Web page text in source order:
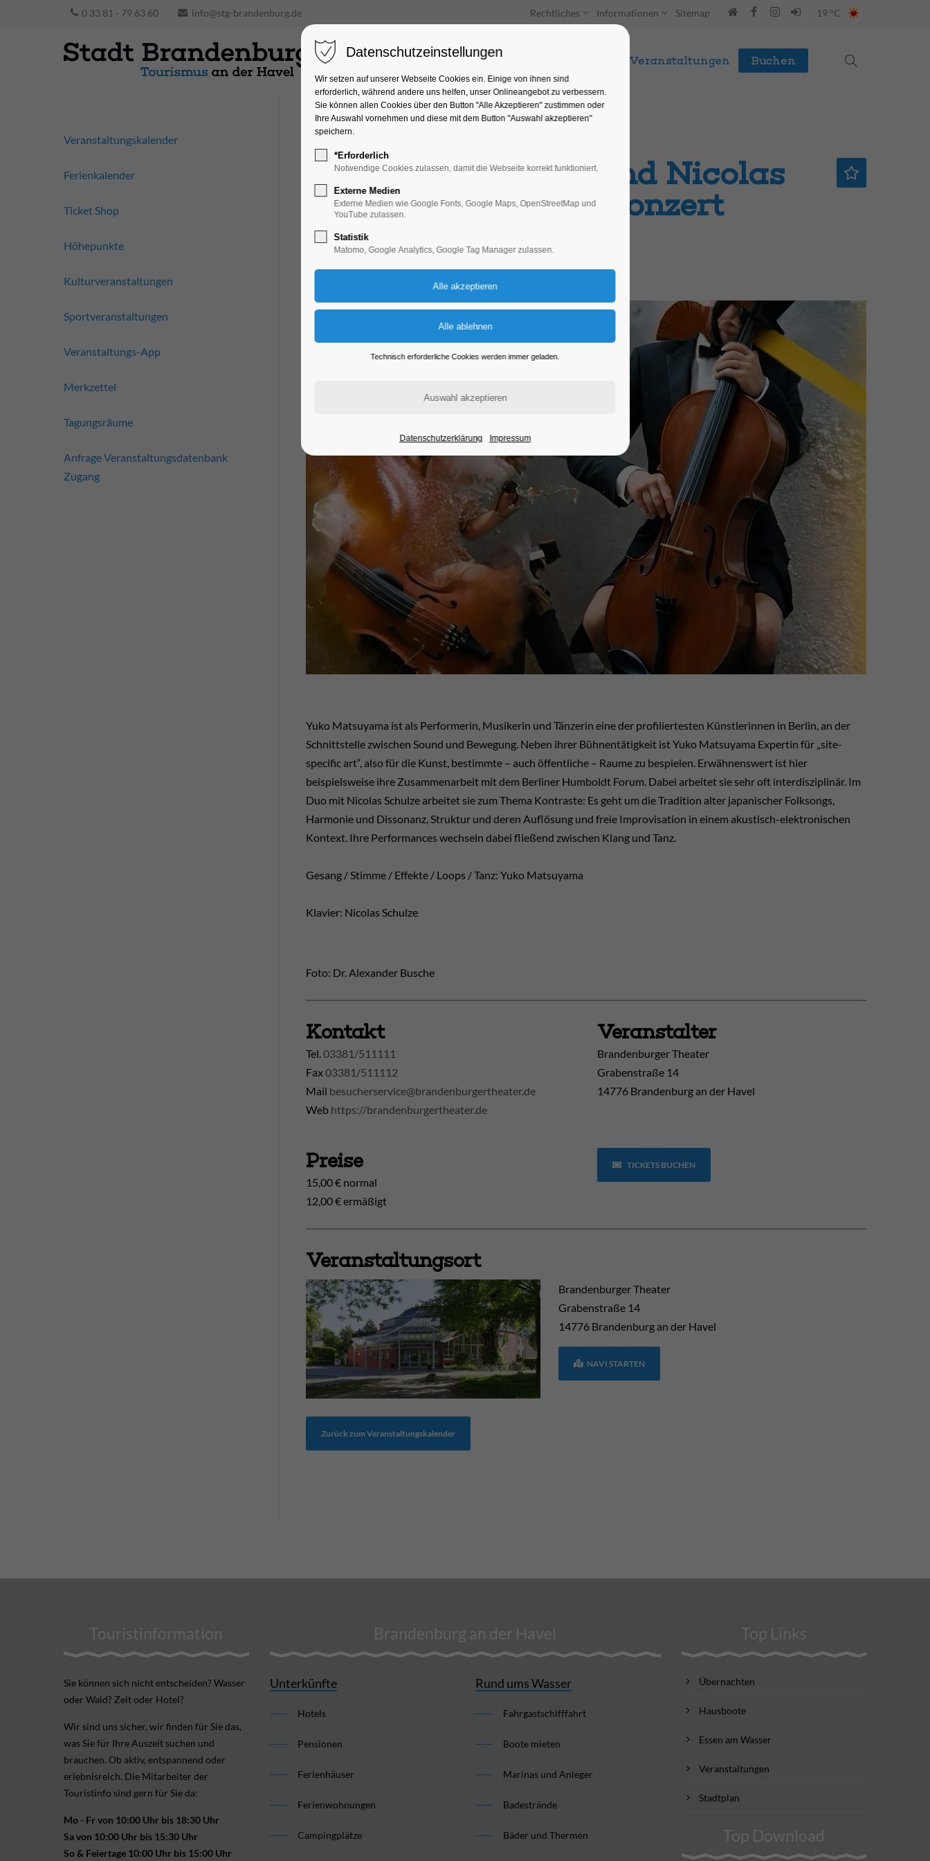
0 33 81 - 79 63 60 info@stg-brandenburg.de Rechtliches Informationen Sitemap 19 °C
Unterkünfte Entdecken & Erleben Veranstaltungen Buchen
Yuko Matsuyama und Nicolas
Schulze-2.Kammerkonzert
Konzert, Musik
08.03.2026, 16:00–18:00
Yuko Matsuyama ist als Performerin, Musikerin und Tänzerin eine der profiliertesten Künstlerinnen in Berlin, an der
Schnittstelle zwischen Sound und Bewegung. Neben ihrer Bühnentätigkeit ist Yuko Matsuyama Expertin für „site-
specific art“, also für die Kunst, bestimmte – auch öffentliche – Raume zu bespielen. Erwähnenswert ist hier
beispielsweise ihre Zusammenarbeit mit dem Berliner Humboldt Forum. Dabei arbeitet sie sehr oft interdisziplinär. Im
Duo mit Nicolas Schulze arbeitet sie zum Thema Kontraste: Es geht um die Tradition alter japanischer Folksongs,
Harmonie und Dissonanz, Struktur und deren Auflösung und freie Improvisation in einem akustisch-elektronischen
Kontext. Ihre Performances wechseln dabei fließend zwischen Klang und Tanz.
Gesang / Stimme / Effekte / Loops / Tanz: Yuko Matsuyama
Klavier: Nicolas Schulze
Foto: Dr. Alexander Busche
Kontakt
Tel. 03381/511111
Fax03381/511112
Mail besucherservice@brandenburgertheater.de
Web https://brandenburgertheater.de
Veranstalter
Brandenburger Theater
Grabenstraße 14
14776 Brandenburg an der Havel
Preise
15,00 € normal
12,00 € ermäßigt
TICKETS BUCHEN
Veranstaltungsort
Brandenburger Theater
Grabenstraße 14
14776 Brandenburg an der Havel
NAVI STARTEN
Zurück zum Veranstaltungskalender
Veranstaltungskalender
Ferienkalender
Ticket Shop
Höhepunkte
Kulturveranstaltungen
Sportveranstaltungen
Veranstaltungs-App
Merkzettel
Tagungsräume
Anfrage Veranstaltungsdatenbank
Zugang
Touristinformation
Sie können sich nicht ent­scheiden? Wasser
oder Wald? Zelt oder Hotel?
Wir sind uns sicher, wir finden für Sie das,
was Sie für Ihre Aus­zeit suchen und
brauchen. Ob aktiv, ent­spannend oder
erlebnis­reich. Die Mitarbeiter der
Touristinfo sind gern für Sie da:
Mo - Fr von 10:00 Uhr bis 18:30 Uhr
Sa von 10:00 Uhr bis 15:30 Uhr
So & Feiertage 10:00 Uhr bis 15:00 Uhr
Brandenburg an der Havel
Unterkünfte
Hotels
Pensionen
Ferienhäuser
Ferienwohnungen
Campingplätze
Rund ums Wasser
Fahrgastschifffahrt
Boote mieten
Marinas und Anleger
Badestrände
Bäder und Thermen
Top Links
Übernachten
Hausboote
Essen am Wasser
Veranstaltungen
Stadtplan
Top Download
Datenschutzeinstellungen
Wir setzen auf unserer Webseite Cookies ein. Einige von ihnen sind
erforderlich, während andere uns helfen, unser Onlineangebot zu verbessern.
Sie können allen Cookies über den Button "Alle Akzeptieren" zustimmen oder
Ihre Auswahl vornehmen und diese mit dem Button "Auswahl akzeptieren"
speichern.
*Erforderlich
Notwendige Cookies zulassen, damit die Webseite korrekt funktioniert.
Externe Medien
Externe Medien wie Google Fonts, Google Maps, OpenStreetMap und
YouTube zulassen.
Statistik
Matomo, Google Analytics, Google Tag Manager zulassen.
Technisch erforderliche Cookies werden immer geladen.
Datenschutzerklärung Impressum